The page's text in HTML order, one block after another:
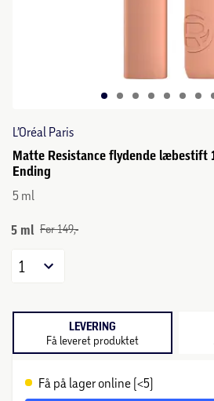
L’Oréal Paris
Matte Resistance flydende læbestift
Ending
5 ml
5 ml Før 149,-
1
LEVERING
Få leveret produktet
Få på lager online (<5)